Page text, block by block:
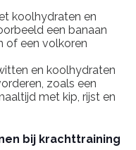
koolhydraten en
een banaan
of een volkoren
en koolhydraten
zoals een
met kip, rijst en
bij krachttraining